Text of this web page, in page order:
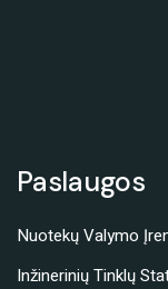
Paslaugos
Nuotekų Valymo
Inžinerinių Tinklų